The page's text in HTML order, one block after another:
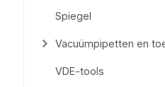
Spiegel
Vacuümpipetten en
VDE-tools